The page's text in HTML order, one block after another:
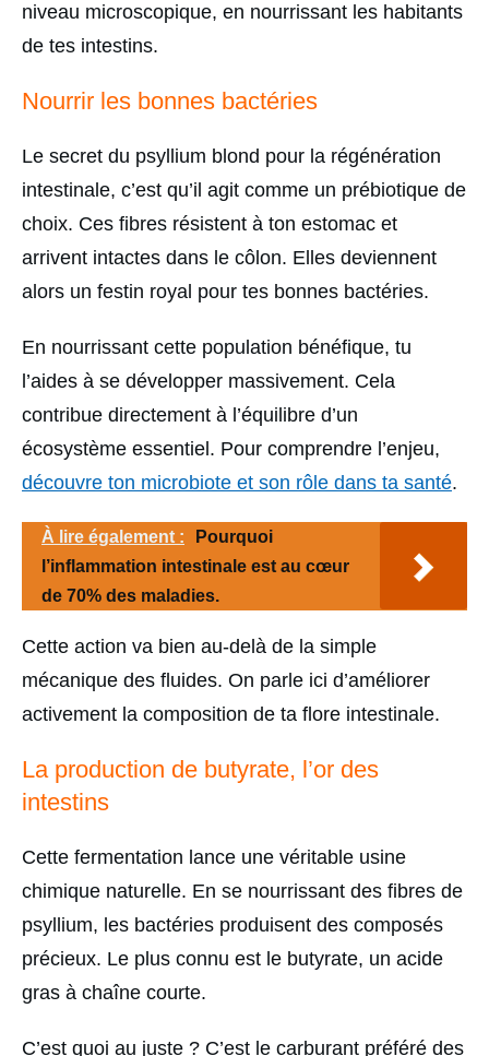
niveau microscopique, en nourrissant les habitants
de tes intestins.
Nourrir les bonnes bactéries
Le secret du psyllium blond pour la régénération
intestinale, c’est qu’il agit comme un prébiotique de
choix. Ces fibres résistent à ton estomac et
arrivent intactes dans le côlon. Elles deviennent
alors un festin royal pour tes bonnes bactéries.
En nourrissant cette population bénéfique, tu
l’aides à se développer massivement. Cela
contribue directement à l’équilibre d’un
écosystème essentiel. Pour comprendre l’enjeu,
découvre ton microbiote et son rôle dans ta santé.
À lire également :
Pourquoi
l’inflammation intestinale est au cœur
de 70% des maladies.
Cette action va bien au-delà de la simple
mécanique des fluides. On parle ici d’améliorer
activement la composition de ta flore intestinale.
La production de butyrate, l’or des
intestins
Cette fermentation lance une véritable usine
chimique naturelle. En se nourrissant des fibres de
psyllium, les bactéries produisent des composés
précieux. Le plus connu est le butyrate, un acide
gras à chaîne courte.
C’est quoi au juste ? C’est le carburant préféré des